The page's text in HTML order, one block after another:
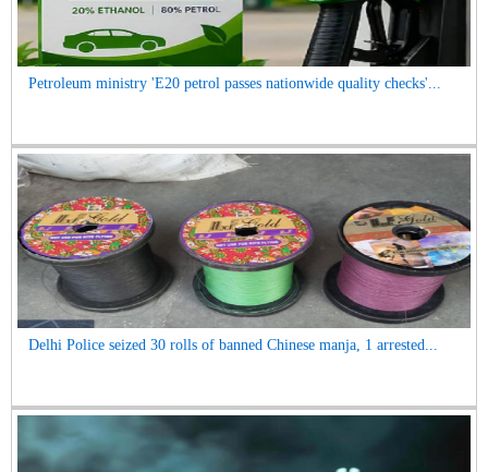
Petroleum ministry 'E20 petrol passes nationwide quality checks'...
Delhi Police seized 30 rolls of banned Chinese manja, 1 arrested...